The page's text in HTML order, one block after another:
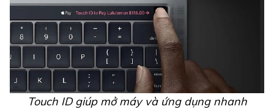
Touch ID giúp mở máy và ứng dụng nhanh